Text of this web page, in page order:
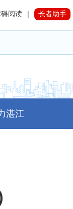
阅读 | 长者助手
湛江